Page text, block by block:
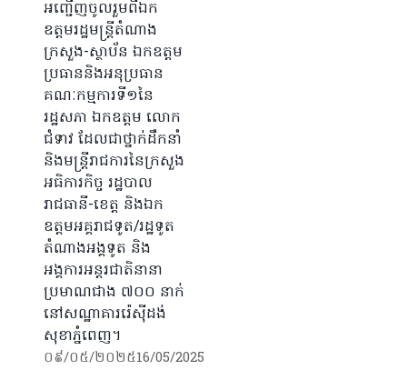
អញ្ជើញចូលរួមពីឯក
ឧត្តមរដ្ឋមន្រ្តីតំណាង
ក្រសួង-ស្ថាប័ន ឯកឧត្តម
ប្រធាននិងអនុប្រធាន
គណៈកម្មការទី១នៃ
រដ្ឋសភា ឯកឧត្តម លោក
ជំទាវ ដែលជាថ្នាក់ដឹកនាំ
និងមន្ត្រីរាជការនៃក្រសួង
អធិការកិច្ច រដ្ឋបាល
រាជធានី-ខេត្ត និងឯក
ឧត្តមអគ្គរាជទូត/រដ្ឋទូត
តំណាងអង្គទូត និង
អង្គការអន្តរជាតិនានា
ប្រមាណជាង ៧០០ នាក់
នៅសណ្ឋាគាររ៉េស៊ីដង់
សុខាភ្នំពេញ។
០៩/០៥/២០២៥16/05/2025